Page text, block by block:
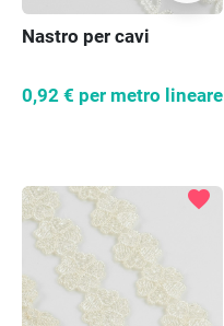
Nastro per cavi
0,92 € per metro lineare
favorite